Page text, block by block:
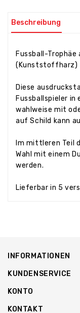
Beschreibung
Fussball-
(Kunststoffharz)
Diese
Fussballspieler
wahlweise mit
auf Schild kann
Im mittleren Teil
Wahl mit einem
werden.
Lieferbar in 5
INFORMATIONEN
KUNDENSERVICE
KONTO
KONTAKT